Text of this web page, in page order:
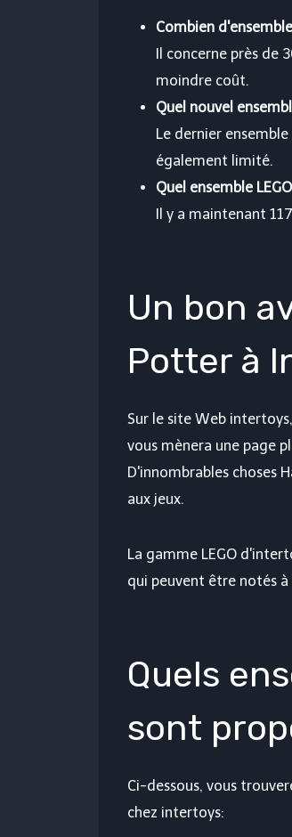
Combien
Il concerne près de
moindre coût.
Quel nouvel
Le dernier
également limité.
Quel ensemble
Il y a maintenant
Un bon
Potter à
Sur le site Web
vous mènera une page
D'innombrables choses
aux jeux.
La gamme LEGO
qui peuvent être notés
Quels
sont
Ci-dessous, vous
chez intertoys: